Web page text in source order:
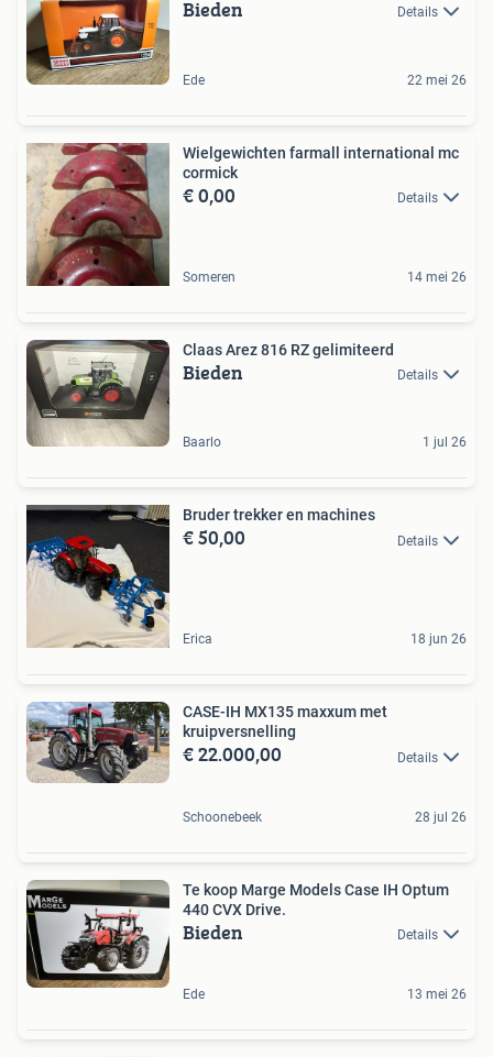
Bieden Details
Ede 22 mei 26
Wielgewichten farmall international mc
cormick
€ 0,00 Details
Someren 14 mei 26
Claas Arez 816 RZ gelimiteerd
Bieden Details
Baarlo 1 jul 26
Bruder trekker en machines
€ 50,00 Details
Erica 18 jun 26
CASE-IH MX135 maxxum met
kruipversnelling
€ 22.000,00 Details
Schoonebeek 28 jul 26
Te koop Marge Models Case IH Optum
440 CVX Drive.
Bieden Details
Ede 13 mei 26